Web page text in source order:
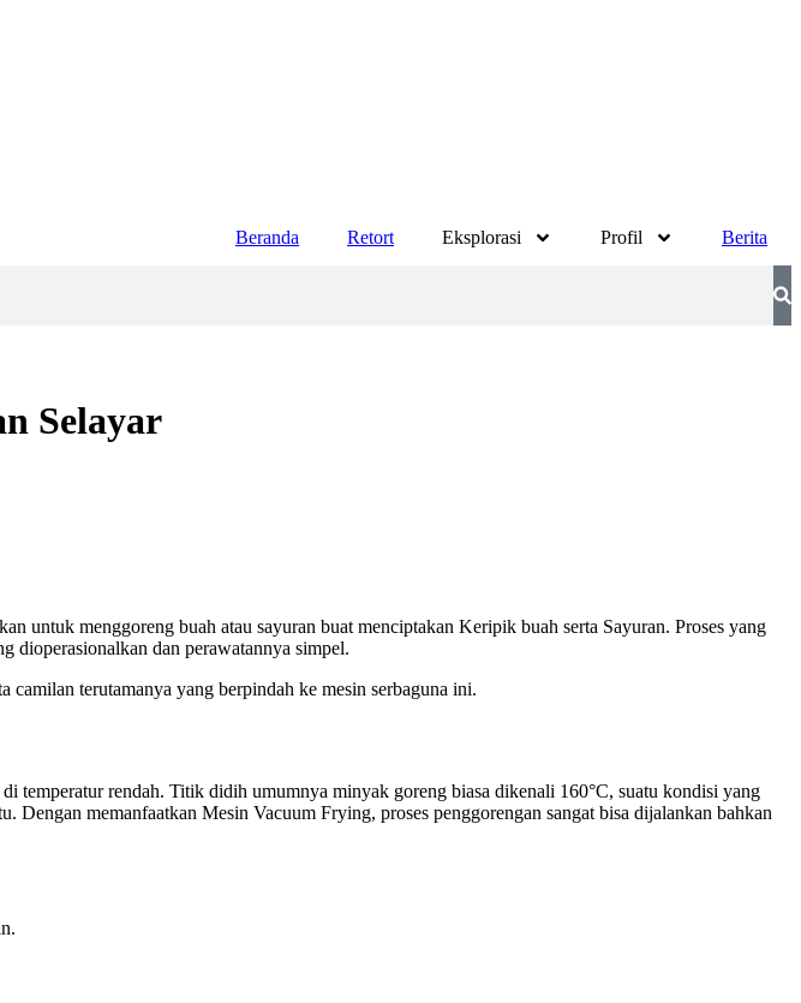
Beranda Retort Eksplorasi Profil
Berita
Selayar
untuk menggoreng buah atau sayuran buat menciptakan Keripik buah serta Sayuran. Proses yang
dioperasionalkan dan perawatannya simpel.
terutamanya yang berpindah ke mesin serbaguna ini.
temperatur rendah. Titik didih umumnya minyak goreng biasa dikenali 160°C, suatu kondisi yang
Dengan memanfaatkan Mesin Vacuum Frying, proses penggorengan sangat bisa dijalankan bahkan